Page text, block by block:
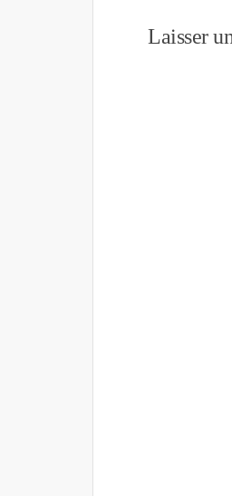
Laisser